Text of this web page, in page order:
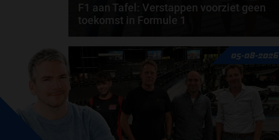
F1 aan Tafel: Verstappen voorziet geen
toekomst in Formule 1
Max Verstappen wil géén Formule 1-team, de FIA en
de motorfabrikanten zaten niet op één lijn en...
de redactie van Grand Prix Radio
05-08-2026